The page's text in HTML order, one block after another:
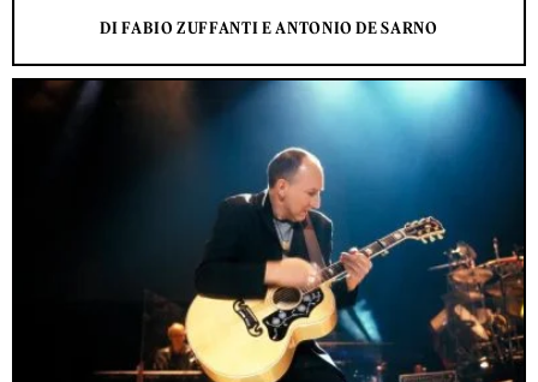
DI FABIO ZUFFANTI E ANTONIO DE SARNO